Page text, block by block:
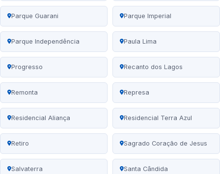
Parque Guarani Parque Imperial
Parque Independência Paula Lima
Progresso Recanto dos Lagos
Remonta Represa
Residencial Aliança Residencial Terra Azul
Retiro Sagrado Coração de Jesus
Salvaterra Santa Cândida